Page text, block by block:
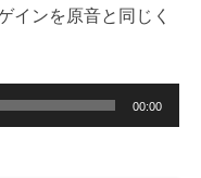
インを原音と同じく
00:00